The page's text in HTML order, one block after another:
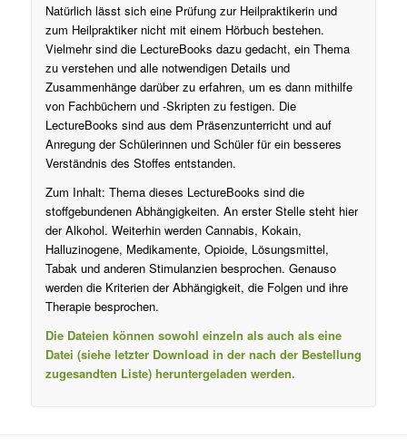
Natürlich lässt sich eine Prüfung zur Heilpraktikerin und
zum Heilpraktiker nicht mit einem Hörbuch bestehen.
Vielmehr sind die LectureBooks dazu gedacht, ein Thema
zu verstehen und alle notwendigen Details und
Zusammenhänge darüber zu erfahren, um es dann mithilfe
von Fachbüchern und -Skripten zu festigen. Die
LectureBooks sind aus dem Präsenzunterricht und auf
Anregung der Schülerinnen und Schüler für ein besseres
Verständnis des Stoffes entstanden.
Zum Inhalt: Thema dieses LectureBooks sind die
stoffgebundenen Abhängigkeiten. An erster Stelle steht hier
der Alkohol. Weiterhin werden Cannabis, Kokain,
Halluzinogene, Medikamente, Opioide, Lösungsmittel,
Tabak und anderen Stimulanzien besprochen. Genauso
werden die Kriterien der Abhängigkeit, die Folgen und ihre
Therapie besprochen.
Die Dateien können sowohl einzeln als auch als eine
Datei (siehe letzter Download in der nach der Bestellung
zugesandten Liste) heruntergeladen werden.